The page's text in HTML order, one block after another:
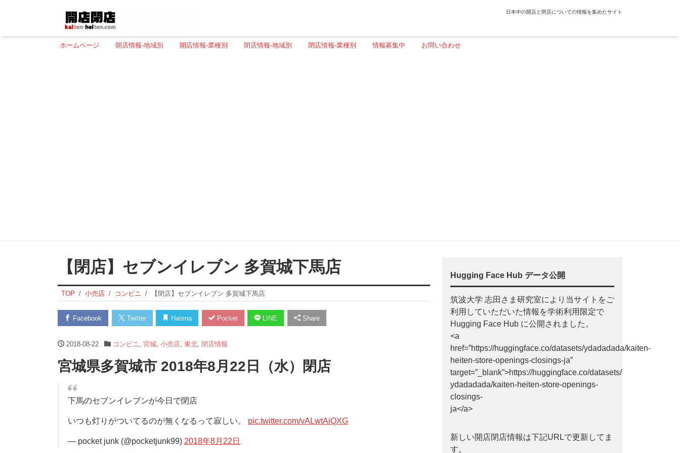
日本中の開店と閉店についての情報を集めたサイト
ホームページ 開店情報-地域別 開店情報-業種別 閉店情報-地域別 閉店情報-業種別 情報募集中 お問い合わせ
【閉店】セブンイレブン 多賀城下馬店
TOP 小売店 コンビニ 【閉店】セブンイレブン 多賀城下馬店
Facebook Twitter Hatena Pocket LINE Share
2018-08-22 コンビニ 宮城, 小売店, 東北, 閉店情報
宮城県多賀城市 2018年8月22日（水）閉店
下馬のセブンイレブンが今日で閉店
いつも灯りがついてるのが無くなるって寂しい。 pic.twitter.com/vALwtAiQXG
— pocket junk (@pocketjunk99) 2018年8月22日
Hugging Face Hub データ公開
筑波大学 志田さま研究室により当サイトをご
利用していただいた情報を学術利用限定で
Hugging Face Hub に公開されました。
<a
href=”https://huggingface.co/datasets/ydadadada/kaiten-
heiten-store-openings-closings-ja”
target=”_blank”>https://huggingface.co/datasets/
ydadadada/kaiten-heiten-store-openings-
closings-
ja</a>
新しい開店閉店情報は下記URLで更新してま
す。